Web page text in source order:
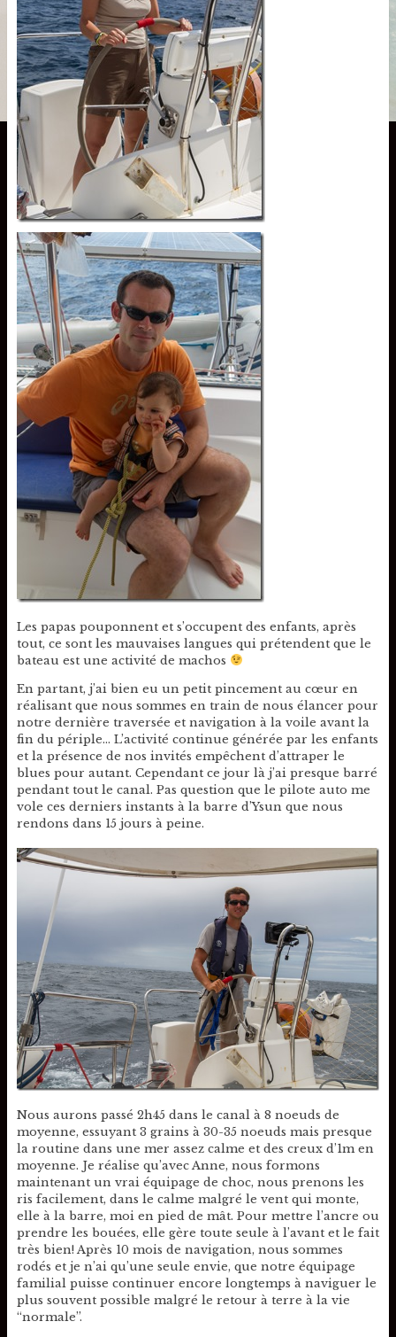
Les papas pouponnent et s’occupent des enfants, après
tout, ce sont les mauvaises langues qui prétendent que le
bateau est une activité de machos
En partant, j’ai bien eu un petit pincement au cœur en
réalisant que nous sommes en train de nous élancer pour
notre dernière traversée et navigation à la voile avant la
fin du périple… L’activité continue générée par les enfants
et la présence de nos invités empêchent d’attraper le
blues pour autant. Cependant ce jour là j’ai presque barré
pendant tout le canal. Pas question que le pilote auto me
vole ces derniers instants à la barre d’Ysun que nous
rendons dans 15 jours à peine.
Nous aurons passé 2h45 dans le canal à 8 noeuds de
moyenne, essuyant 3 grains à 30-35 noeuds mais presque
la routine dans une mer assez calme et des creux d’1m en
moyenne. Je réalise qu’avec Anne, nous formons
maintenant un vrai équipage de choc, nous prenons les
ris facilement, dans le calme malgré le vent qui monte,
elle à la barre, moi en pied de mât. Pour mettre l’ancre ou
prendre les bouées, elle gère toute seule à l’avant et le fait
très bien! Après 10 mois de navigation, nous sommes
rodés et je n’ai qu’une seule envie, que notre équipage
familial puisse continuer encore longtemps à naviguer le
plus souvent possible malgré le retour à terre à la vie
“normale”.